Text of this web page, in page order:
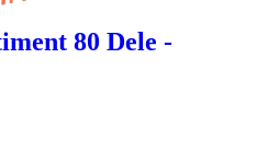
80 Dele -